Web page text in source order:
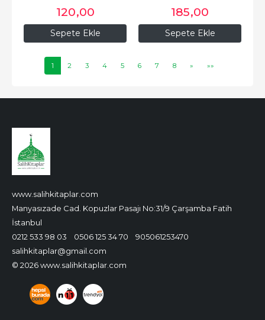
Sepete Ekle
120,00
Sepete Ekle
185,00
1 2 3 4 5 6 7 8 » »»
www.salihkitaplar.com
Manyasızade Cad. Kopuzlar Pasajı No:31/9 Çarşamba Fatih
İstanbul
0212 533 98 03
0506 125 34 70
905061253470
salihkitaplar@gmail.com
© 2026 www.salihkitaplar.com